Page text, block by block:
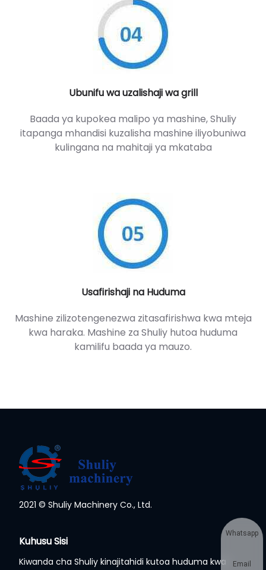
Ubunifu wa uzalishaji wa grill
Baada ya kupokea malipo ya mashine, Shuliy
itapanga mhandisi kuzalisha mashine iliyobuniwa
kulingana na mahitaji ya mkataba
Usafirishaji na Huduma
Mashine zilizotengenezwa zitasafirishwa kwa mteja
kwa haraka. Mashine za Shuliy hutoa huduma
kamilifu baada ya mauzo.
2021 © Shuliy Machinery Co., Ltd.
Kuhusu Sisi
Kiwanda cha Shuliy kinajitahidi kutoa huduma kwa
Whatsapp
Email